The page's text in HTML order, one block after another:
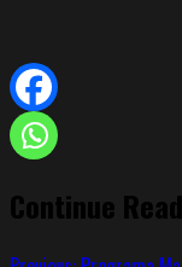
Continue